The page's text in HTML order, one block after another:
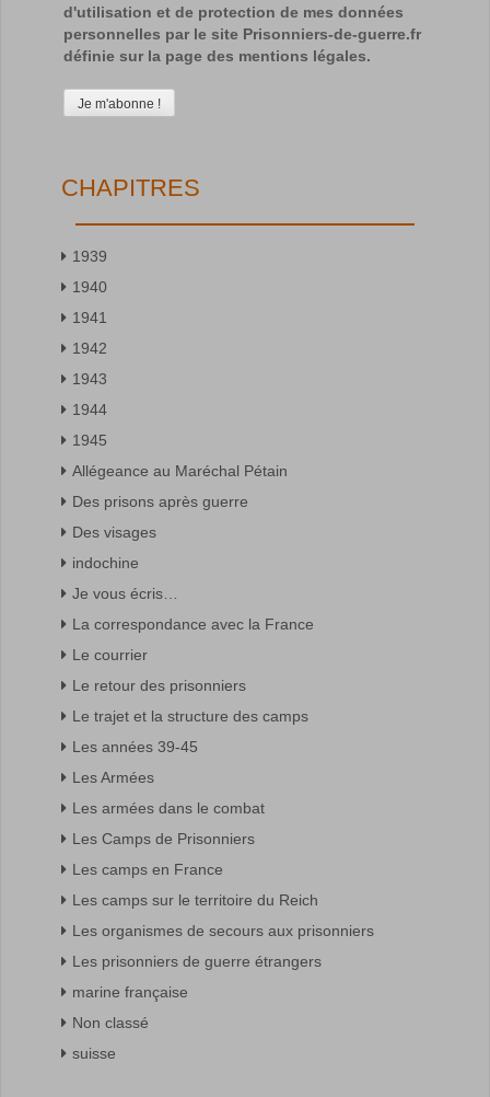
d'utilisation et de protection de mes données
personnelles par le site Prisonniers-de-guerre.fr
définie sur la page des mentions légales.
CHAPITRES
1939
1940
1941
1942
1943
1944
1945
Allégeance au Maréchal Pétain
Des prisons après guerre
Des visages
indochine
Je vous écris…
La correspondance avec la France
Le courrier
Le retour des prisonniers
Le trajet et la structure des camps
Les années 39-45
Les Armées
Les armées dans le combat
Les Camps de Prisonniers
Les camps en France
Les camps sur le territoire du Reich
Les organismes de secours aux prisonniers
Les prisonniers de guerre étrangers
marine française
Non classé
suisse